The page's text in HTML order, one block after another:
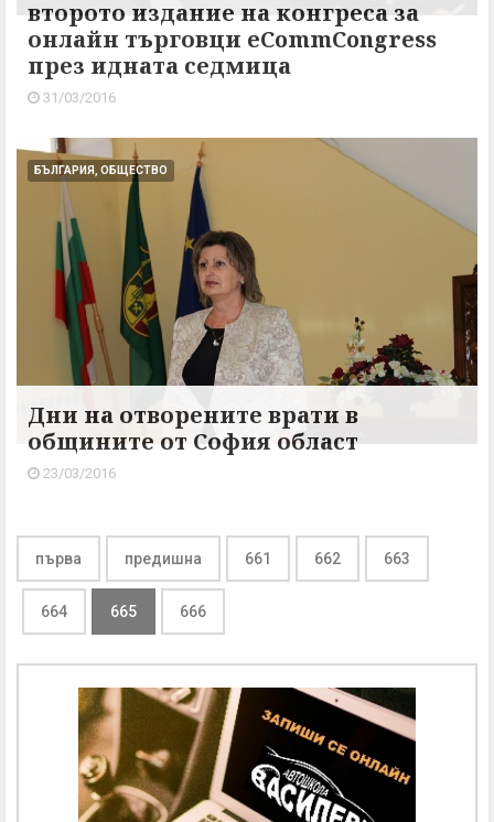
второто издание на конгреса за
онлайн търговци eCommCongress
през идната седмица
31/03/2016
БЪЛГАРИЯ, ОБЩЕСТВО
Дни на отворените врати в
общините от София област
23/03/2016
първа предишна 661 662 663
664 665 666